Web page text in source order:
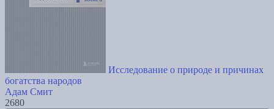
Исследование о природе и причинах
богатства народов
Адам Смит
2680